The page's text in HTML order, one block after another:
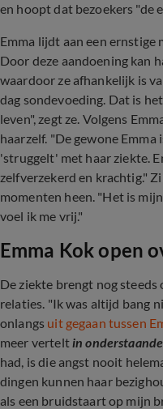
en hoopt dat bezoekers "de
Emma lijdt aan een ernstige
Door deze aandoening kan
waardoor ze afhankelijk is
dag sondevoeding. Dat is
leven", zegt ze. Volgens
haarzelf. "De gewone
'struggelt' met haar ziekte.
zelfverzekerd en krachtig."
momenten heen. "Het is
voel ik me vrij."
Emma Kok open
De ziekte brengt nog steeds
relaties. "Ik was altijd bang
onlangs uit gegaan tussen
meer vertelt in
had, is die angst nooit
dingen kunnen haar
als een bruidstaart op mijn